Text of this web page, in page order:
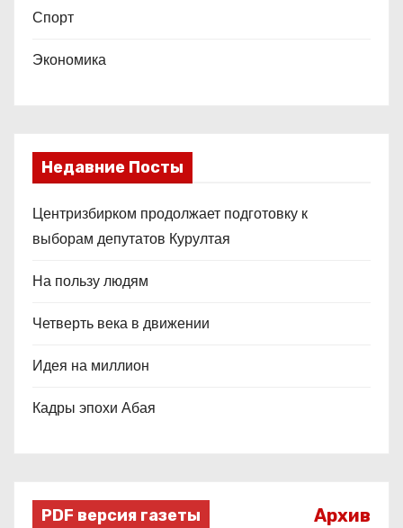
Спорт
Экономика
Недавние Посты
Центризбирком продолжает подготовку к
выборам депутатов Курултая
На пользу людям
Четверть века в движении
Идея на миллион
Кадры эпохи Абая
PDF версия газеты Архив